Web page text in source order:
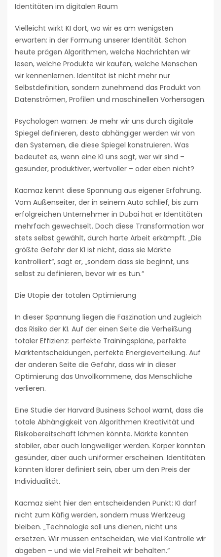
Identitäten im digitalen Raum
Vielleicht wirkt KI dort, wo wir es am wenigsten
erwarten: in der Formung unserer Identität. Schon
heute prägen Algorithmen, welche Nachrichten wir
lesen, welche Produkte wir kaufen, welche Menschen
wir kennenlernen. Identität ist nicht mehr nur
Selbstdefinition, sondern zunehmend das Produkt von
Datenströmen, Profilen und maschinellen Vorhersagen.
Psychologen warnen: Je mehr wir uns durch digitale
Spiegel definieren, desto abhängiger werden wir von
den Systemen, die diese Spiegel konstruieren. Was
bedeutet es, wenn eine KI uns sagt, wer wir sind –
gesünder, produktiver, wertvoller – oder eben nicht?
Kacmaz kennt diese Spannung aus eigener Erfahrung.
Vom Außenseiter, der in seinem Auto schlief, bis zum
erfolgreichen Unternehmer in Dubai hat er Identitäten
mehrfach gewechselt. Doch diese Transformation war
stets selbst gewählt, durch harte Arbeit erkämpft. „Die
größte Gefahr der KI ist nicht, dass sie Märkte
kontrolliert“, sagt er, „sondern dass sie beginnt, uns
selbst zu definieren, bevor wir es tun.“
Die Utopie der totalen Optimierung
In dieser Spannung liegen die Faszination und zugleich
das Risiko der KI. Auf der einen Seite die Verheißung
totaler Effizienz: perfekte Trainingspläne, perfekte
Marktentscheidungen, perfekte Energieverteilung. Auf
der anderen Seite die Gefahr, dass wir in dieser
Optimierung das Unvollkommene, das Menschliche
verlieren.
Eine Studie der Harvard Business School warnt, dass die
totale Abhängigkeit von Algorithmen Kreativität und
Risikobereitschaft lähmen könnte. Märkte könnten
stabiler, aber auch langweiliger werden. Körper könnten
gesünder, aber auch uniformer erscheinen. Identitäten
könnten klarer definiert sein, aber um den Preis der
Individualität.
Kacmaz sieht hier den entscheidenden Punkt: KI darf
nicht zum Käfig werden, sondern muss Werkzeug
bleiben. „Technologie soll uns dienen, nicht uns
ersetzen. Wir müssen entscheiden, wie viel Kontrolle wir
abgeben – und wie viel Freiheit wir behalten.“